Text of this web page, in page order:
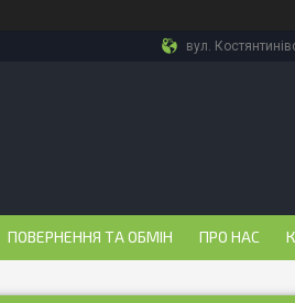
вул.
ПОВЕРНЕННЯ ТА ОБМІН ПРО НАС